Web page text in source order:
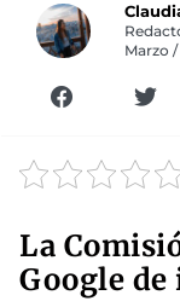
Marzo
La
Google